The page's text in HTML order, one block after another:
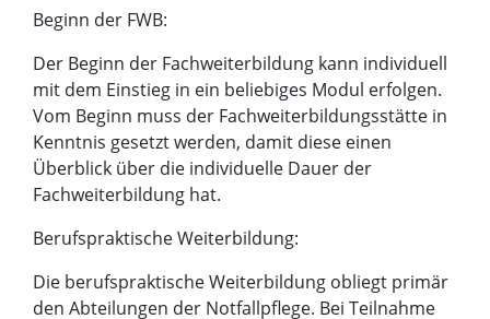
Beginn der FWB:
Der Beginn der Fachweiterbildung kann individuell
mit dem Einstieg in ein beliebiges Modul erfolgen.
Vom Beginn muss der Fachweiterbildungsstätte in
Kenntnis gesetzt werden, damit diese einen
Überblick über die individuelle Dauer der
Fachweiterbildung hat.
Berufspraktische Weiterbildung:
Die berufspraktische Weiterbildung obliegt primär
den Abteilungen der Notfallpflege. Bei Teilnahme